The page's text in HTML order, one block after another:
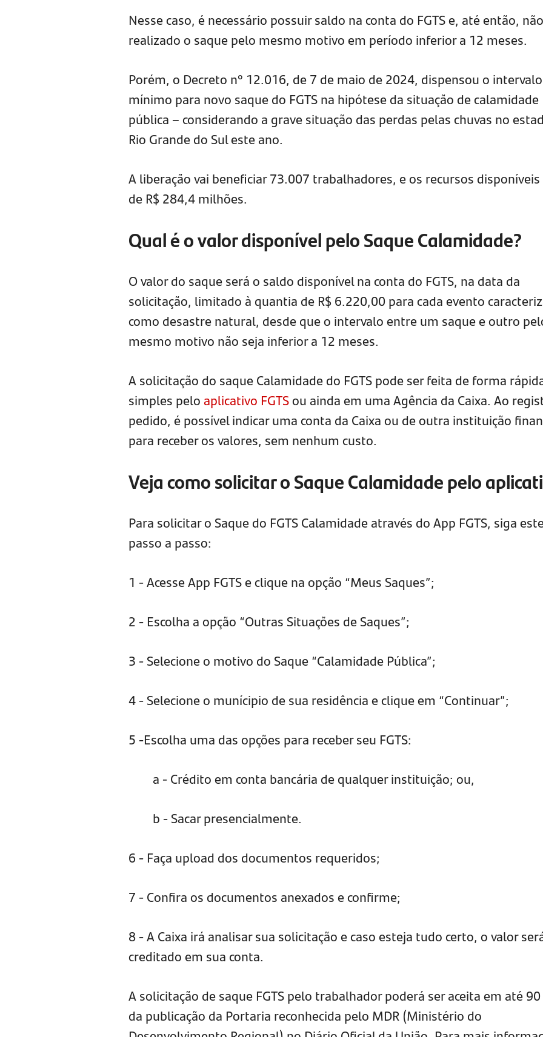
Nesse caso, é necessário possuir saldo na conta do FGTS e, até então,
realizado o saque pelo mesmo motivo em período inferior a 12 meses.
Porém, o Decreto n° 12.016, de 7 de maio de 2024, dispensou o intervalo
mínimo para novo saque do FGTS na hipótese da situação de calamidade
pública – considerando a grave situação das perdas pelas chuvas no
Rio Grande do Sul este ano.
A liberação vai beneficiar 73.007 trabalhadores, e os recursos disponíveis
de R$ 284,4 milhões.
Qual é o valor disponível pelo Saque Calamidade?
O valor do saque será o saldo disponível na conta do FGTS, na data da
solicitação, limitado à quantia de R$ 6.220,00 para cada evento
como desastre natural, desde que o intervalo entre um saque e outro
mesmo motivo não seja inferior a 12 meses.
A solicitação do saque Calamidade do FGTS pode ser feita de forma
simples pelo aplicativo FGTSou ainda em uma Agência da Caixa. Ao
pedido, é possível indicar uma conta da Caixa ou de outra instituição
para receber os valores, sem nenhum custo.
Veja como solicitar o Saque Calamidade pelo
Para solicitar o Saque do FGTS Calamidade através do App FGTS, siga
passo a passo:
1 - Acesse App FGTS e clique na opção “Meus Saques”; ​
2 - Escolha a opção “Outras Situações de Saques”; ​​
3 - Selecione o motivo do Saque “Calamidade Pública”; ​
4 - Selecione o munícipio de sua residência e clique em​ “Continuar”; ​
5 -Escolha uma das opções para receber seu FGTS​:
a - Crédito em conta bancária de qualquer instituição; ou,
b - Sacar presencialmente. ​
6 - Faça upload dos documentos requeridos;
7 - Confira os documentos anexados e confirme; ​
8 - A Caixa irá analisar sua solicitação e caso esteja tudo certo, o valor
creditado em sua conta.
A solicitação de saque FGTS pelo trabalhador poderá ser aceita em até
da publicação da Portaria reconhecida pelo MDR (Ministério do